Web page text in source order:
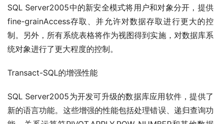
SQL Server2005中的新安全模式将用户和对象分开，提供
fine-grainAccess存取、并允许对数据存取进行更大的控
制。另外，所有系统表格将作为视图得到实施，对数据库系
统对象进行了更大程度的控制。
Transact-SQL的增强性能
SQL Server2005为开发可升级的数据库应用软件，提供了
新的语言功能。这些增强的性能包括处理错误、递归查询功